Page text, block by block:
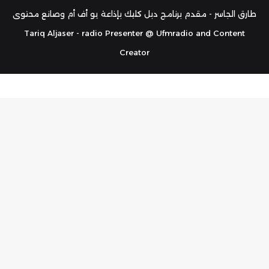
RSS
طارق الجاسر - مقدم برنامج دبل كليك بإذاعة يو أف أم وصانع محتوى
Tariq Aljaser - radio Presenter @ Ufmradio and Content
Creator